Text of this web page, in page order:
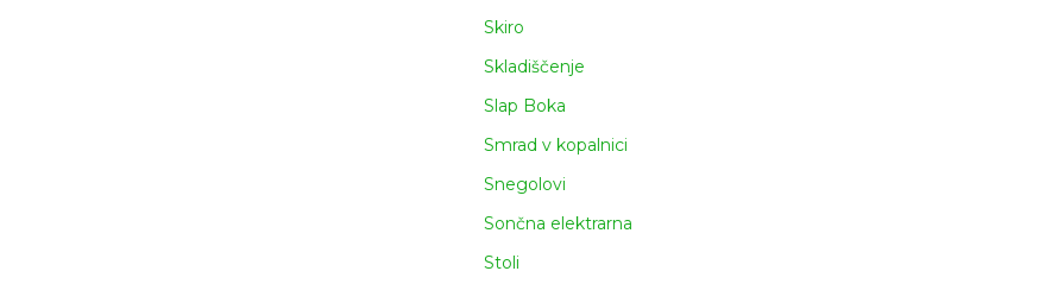
Skiro
Skladiščenje
Slap Boka
Smrad v kopalnici
Snegolovi
Sončna elektrarna
Stoli